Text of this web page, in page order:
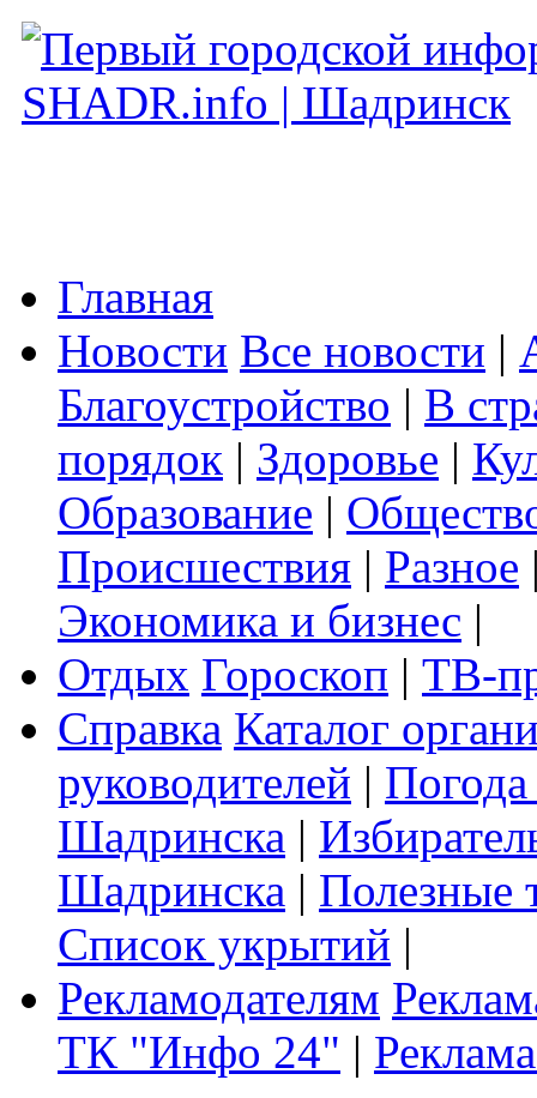
Главная
Новости Все новости |
Благоустройство | В
порядок | Здоровье |
Образование |
Происшествия | Разное
Экономика и бизнес |
Отдых Гороскоп | ТВ-
Справка Каталог
руководителей |
Шадринска |
Шадринска | Полезные
Список укрытий |
Рекламодателям
ТК "Инфо 24" |